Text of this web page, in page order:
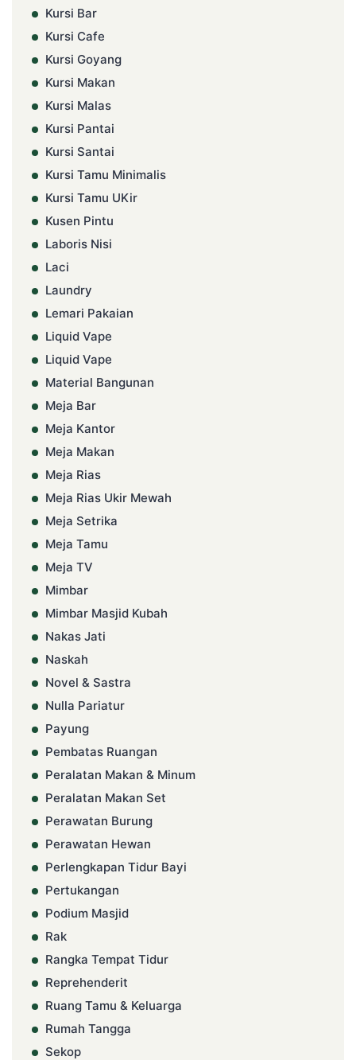
Kursi Bar
Kursi Cafe
Kursi Goyang
Kursi Makan
Kursi Malas
Kursi Pantai
Kursi Santai
Kursi Tamu Minimalis
Kursi Tamu UKir
Kusen Pintu
Laboris Nisi
Laci
Laundry
Lemari Pakaian
Liquid Vape
Liquid Vape
Material Bangunan
Meja Bar
Meja Kantor
Meja Makan
Meja Rias
Meja Rias Ukir Mewah
Meja Setrika
Meja Tamu
Meja TV
Mimbar
Mimbar Masjid Kubah
Nakas Jati
Naskah
Novel & Sastra
Nulla Pariatur
Payung
Pembatas Ruangan
Peralatan Makan & Minum
Peralatan Makan Set
Perawatan Burung
Perawatan Hewan
Perlengkapan Tidur Bayi
Pertukangan
Podium Masjid
Rak
Rangka Tempat Tidur
Reprehenderit
Ruang Tamu & Keluarga
Rumah Tangga
Sekop